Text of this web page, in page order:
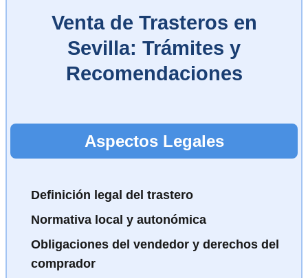
Venta de Trasteros en
Sevilla: Trámites y
Recomendaciones
Aspectos Legales
Definición legal del trastero
Normativa local y autonómica
Obligaciones del vendedor y derechos del
comprador